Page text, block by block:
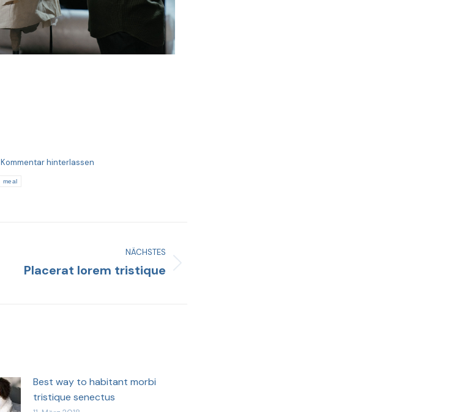
Kommentar hinterlassen
meal
NÄCHSTES
Placerat lorem tristique
Best way to habitant morbi
tristique senectus